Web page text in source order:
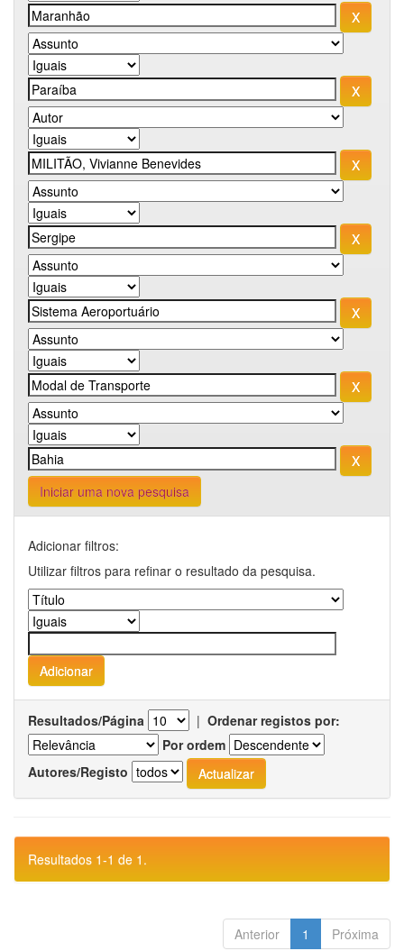
Iniciar uma nova pesquisa
Adicionar filtros:
Utilizar filtros para refinar o resultado da pesquisa.
Resultados/Página | Ordenar registos por:
Por ordem
Autores/Registo
Resultados 1-1 de 1.
Anterior 1 Próxima